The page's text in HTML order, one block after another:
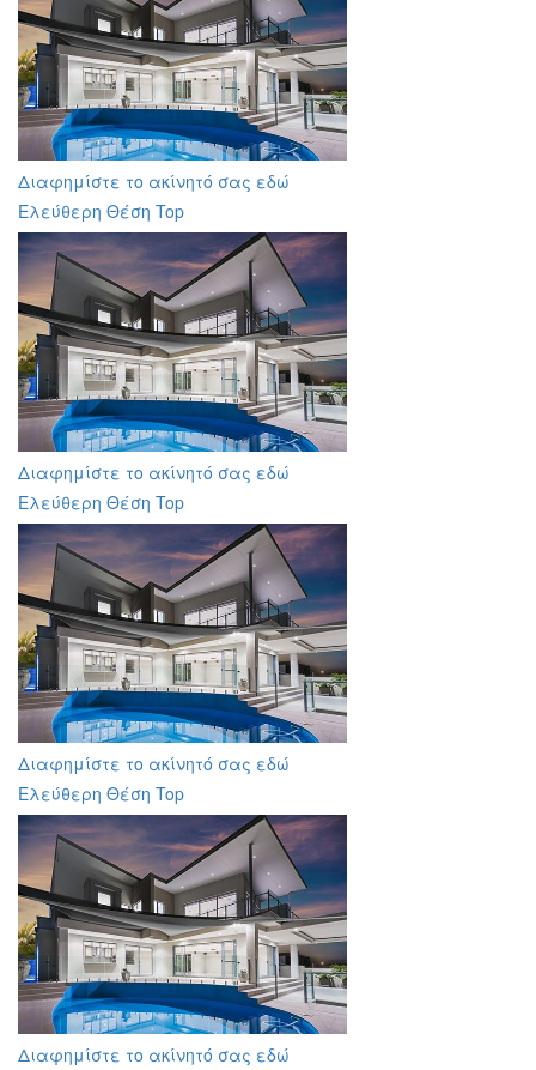
Διαφημίστε το ακίνητό σας εδώ
Ελεύθερη Θέση Top
Διαφημίστε το ακίνητό σας εδώ
Ελεύθερη Θέση Top
Διαφημίστε το ακίνητό σας εδώ
Ελεύθερη Θέση Top
Διαφημίστε το ακίνητό σας εδώ